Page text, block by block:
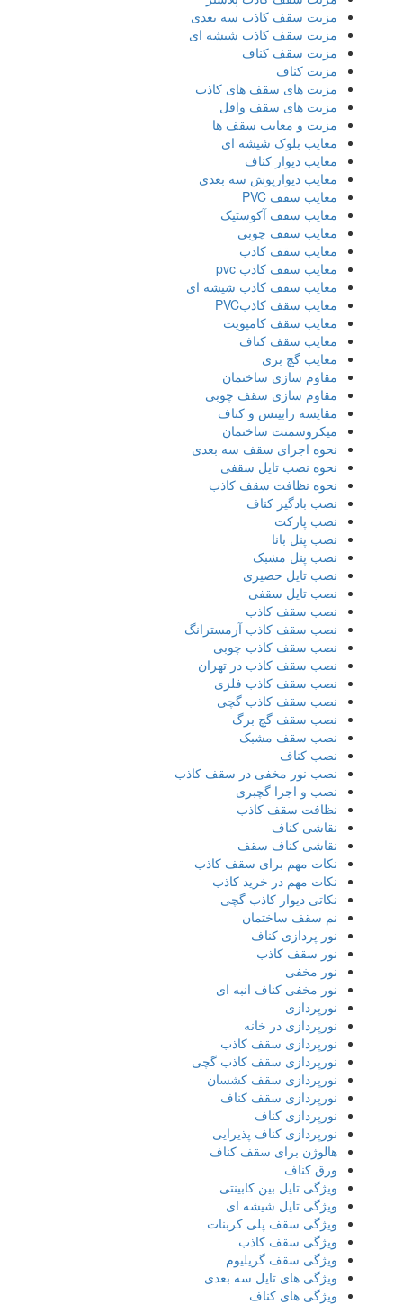
مزیت سقف کاذب سه بعدی
مزیت سقف کاذب شیشه ای
مزیت سقف کناف
مزیت کناف
مزیت های سقف های کاذب
مزیت های سقف وافل
مزیت و معایب سقف ها
معایب بلوک شیشه ای
معایب دیوار کناف
معایب دیوارپوش سه بعدی
معایب سقف PVC
معایب سقف آکوستیک
معایب سقف چوبی
معایب سقف کاذب
معایب سقف کاذب pvc
معایب سقف کاذب شیشه ای
معایب سقف کاذبPVC
معایب سقف کامپویت
معایب سقف کناف
معایب گچ بری
مقاوم سازی ساختمان
مقاوم سازی سقف چوبی
مقایسه رابیتس و کناف
میکروسمنت ساختمان
نحوه اجرای سقف سه بعدی
نحوه نصب تایل سقفی
نحوه نظافت سقف کاذب
نصب بادگیر کناف
نصب پارکت
نصب پنل بانا
نصب پنل مشبک
نصب تایل حصیری
نصب تایل سقفی
نصب سقف کاذب
نصب سقف کاذب آرمسترانگ
نصب سقف کاذب چوبی
نصب سقف کاذب در تهران
نصب سقف کاذب فلزی
نصب سقف کاذب گچی
نصب سقف گچ برگ
نصب سقف مشبک
نصب کناف
نصب نور مخفی در سقف کاذب
نصب و اجرا گچبری
نظافت سقف کاذب
نقاشی کناف
نقاشی کناف سقف
نکات مهم برای سقف کاذب
نکات مهم در خرید کاذب
نکاتی دیوار کاذب گچی
نم سقف ساختمان
نور پردازی کناف
نور سقف کاذب
نور مخفی
نور مخفی کناف انبه ای
نورپردازی
نورپردازی در خانه
نورپردازی سقف کاذب
نورپردازی سقف کاذب گچی
نورپردازی سقف کشسان
نورپردازی سقف کناف
نورپردازی کناف
نورپردازی کناف پذیرایی
هالوژن برای سقف کناف
ورق کناف
ویژگی تایل بین کابینتی
ویژگی تایل شیشه ای
ویژگی سقف پلی کربنات
ویژگی سقف کاذب
ویژگی سقف گریلیوم
ویژگی های تایل سه بعدی
ویژگی های کناف